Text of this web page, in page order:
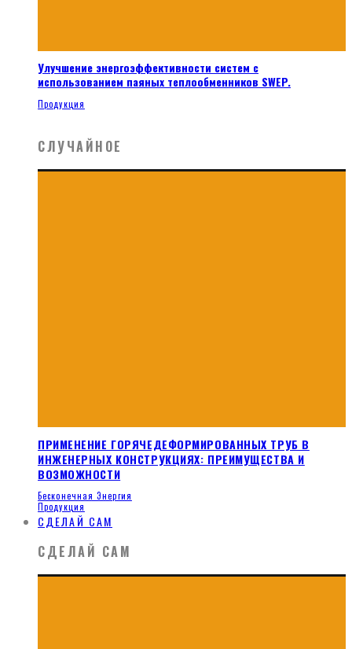
Улучшение энергоэффективности систем с
использованием паяных теплообменников SWEP.
Продукция
СЛУЧАЙНОЕ
ПРИМЕНЕНИЕ ГОРЯЧЕДЕФОРМИРОВАННЫХ ТРУБ В
ИНЖЕНЕРНЫХ КОНСТРУКЦИЯХ: ПРЕИМУЩЕСТВА И
ВОЗМОЖНОСТИ
Бесконечная Энергия
Продукция
СДЕЛАЙ САМ
СДЕЛАЙ САМ